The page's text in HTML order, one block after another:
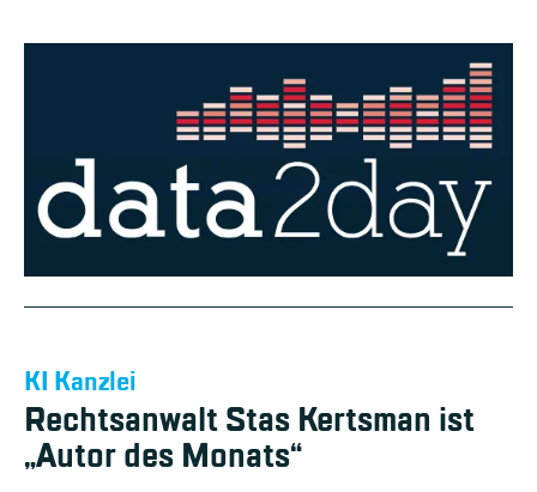
KI Kanzlei
Rechtsanwalt Stas Kertsman ist
„Autor des Monats“